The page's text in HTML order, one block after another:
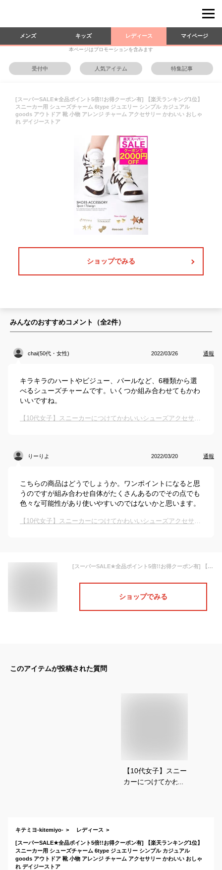
メンズ キッズ レディース マイページ
本ページはプロモーションを含みます
受付中 人気アイテム 特集記事
[スーパーSALE★全品ポイント5倍!!お得クーポン有] 【楽天ランキング1位】
スニーカー用 シューズチャーム 6type ジュエリー シンプル カジュアル
goods アウトドア 靴 小物 アレンジ チャーム アクセサリー かわいい おしゃ
れ デイジーストア
ショップでみる
みんなのおすすめコメント（全2件）
chai(50代・女性) 2022/03/26 通報
キラキラのハートやビジュー、パールなど、6種類から選
べるシューズチャームです。いくつか組み合わせてもかわ
いいですね。
【10代女子】スニーカーにつけてかわいいシューズアクセサリーは？
りーりよ 2022/03/20 通報
こちらの商品はどうでしょうか。ワンポイントになると思
うのですが組み合わせ自体がたくさんあるのでその点でも
色々な可能性があり使いやすいのではないかと思います。
【10代女子】スニーカーにつけてかわいいシューズアクセサリーは？
[スーパーSALE★全品ポイント5倍!!お得クーポン有] 【楽天ランキング1位】スニーカー用 シューズチャーム 6type ジュエリー シンプル カジュアル goods アウトドア 靴 小物 アレンジ チャーム アクセサリー かわいい おしゃれ デイジーストア
ショップでみる
このアイテムが投稿された質問
【10代女子】スニー
カーにつけてかわい
キテミヨ-kitemiyo- レディース
[スーパーSALE★全品ポイント5倍!!お得クーポン有] 【楽天ランキング1位】
スニーカー用 シューズチャーム 6type ジュエリー シンプル カジュアル
goods アウトドア 靴 小物 アレンジ チャーム アクセサリー かわいい おしゃ
れ デイジーストア